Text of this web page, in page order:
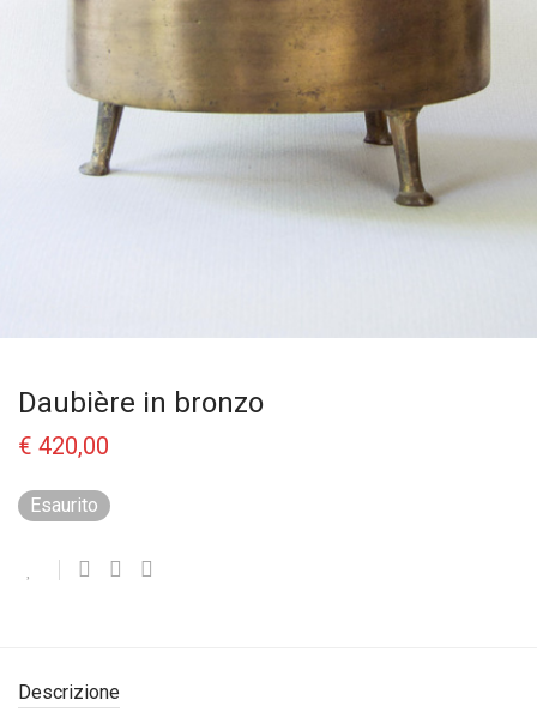
Daubière in bronzo
€ 420,00
Esaurito
Descrizione